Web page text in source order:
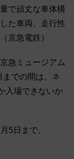
で頑丈な車体構
た車両、走行性
京急電鉄）
急ミュージアム
での間は、ネ
入場できないか
5日まで。